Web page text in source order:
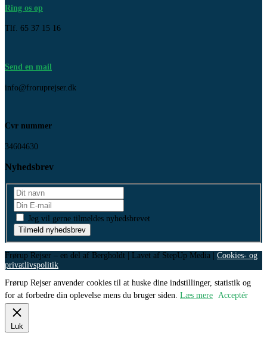
Ring os op
Tlf. 65 37 15 16
Send en mail
info@froruprejser.dk
Cvr nummer
34604630
Nyhedsbrev
Jeg vil gerne tilmeldes nyhedsbrevet
Tilmeld nyhedsbrev
Frørup Rejser – en del af Bergholdt | Lavet af StepUp Media | Cookies- og
privatlivspolitik
Frørup Rejser anvender cookies til at huske dine indstillinger, statistik og
for at forbedre din oplevelse mens du bruger siden. Læs mere Acceptér
Luk